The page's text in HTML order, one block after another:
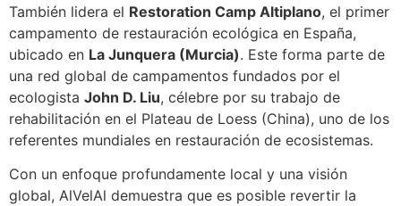
También lidera el Restoration Camp Altiplano, el primer
campamento de restauración ecológica en España,
ubicado en La Junquera (Murcia). Este forma parte de
una red global de campamentos fundados por el
ecologista John D. Liu, célebre por su trabajo de
rehabilitación en el Plateau de Loess (China), uno de los
referentes mundiales en restauración de ecosistemas.
Con un enfoque profundamente local y una visión
global, AlVelAl demuestra que es posible revertir la